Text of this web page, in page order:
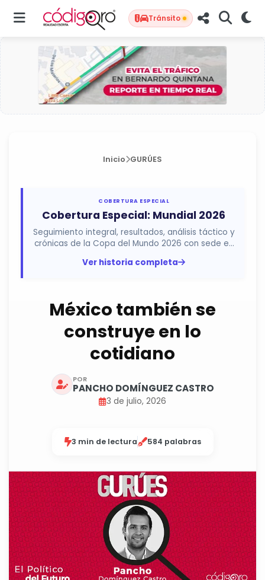
Tránsito
Inicio GURÚES
COBERTURA ESPECIAL
Cobertura Especial: Mundial 2026
Seguimiento integral, resultados, análisis táctico y
crónicas de la Copa del Mundo 2026 con sede en
Ver historia completa
México también se
construye en lo
cotidiano
POR
PANCHO DOMÍNGUEZ CASTRO
3 de julio, 2026
3 min de lectura 584 palabras